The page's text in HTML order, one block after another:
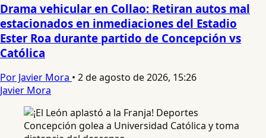
Drama vehicular en Collao: Retiran autos mal
estacionados en inmediaciones del Estadio
Ester Roa durante partido de Concepción vs
Católica
Por Javier Mora • 2 de agosto de 2026, 15:26
Javier Mora